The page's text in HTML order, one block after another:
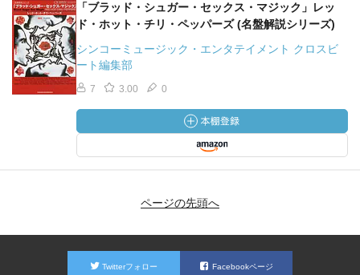
「ブラッド・シュガー・セックス・マジック」レッ
ド・ホット・チリ・ペッパーズ (名盤解説シリーズ)
シンコーミュージック・エンタテイメント クロスビ
ート編集部
7 3.00 0
ページの先頭へ
Twitterフォロー Facebookページ